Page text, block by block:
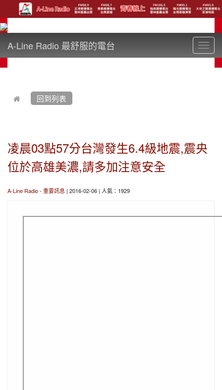
A-Line Radio 最舒服的電台
回到列表
凌晨03點57分台灣發生6.4級地震,震央
位於高雄美濃,請多加注意安全
A-Line Radio- 重要訊息 | 2016-02-06 | 人氣：1929